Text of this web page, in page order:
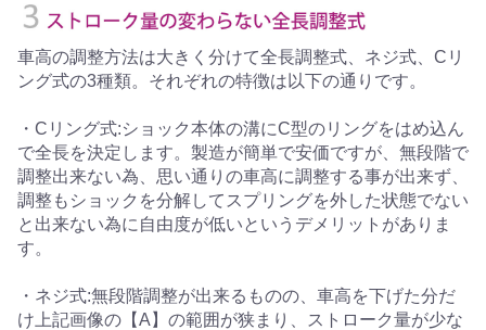
車高の調整方法は大きく分けて全長調整式、ネジ式、Cリ
ング式の3種類。それぞれの特徴は以下の通りです。
・Cリング式:ショック本体の溝にC型のリングをはめ込ん
で全長を決定します。製造が簡単で安価ですが、無段階で
調整出来ない為、思い通りの車高に調整する事が出来ず、
調整もショックを分解してスプリングを外した状態でない
と出来ない為に自由度が低いというデメリットがありま
す。
・ネジ式:無段階調整が出来るものの、車高を下げた分だ
け上記画像の【A】の範囲が狭まり、ストローク量が少な